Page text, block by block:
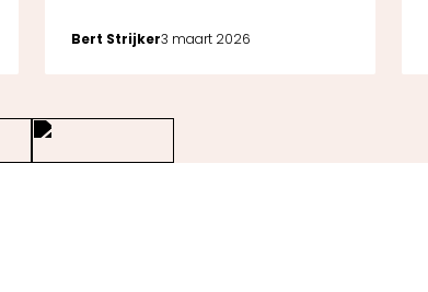
Bert Strijker3 maart 2026